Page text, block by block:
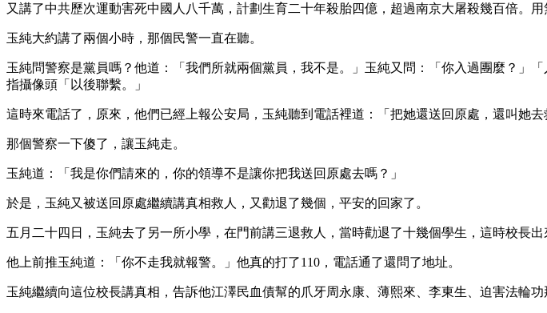
又講了中共歷次運動害死中國人八千萬，計劃生育二十年殺胎四億，超過南京大屠殺幾百倍。
玉純大約講了兩個小時，那個民警一直在聽。
玉純問警察是黨員嗎？他道：「我們所就兩個黨員，我不是。」玉純又問：「你入過團麼？
指攝像頭「以後聯繫。」
這時來電話了，原來，他們已經上報公安局，玉純聽到電話裡道：「把她還送回原處，還叫她
那個警察一下傻了，讓玉純走。
玉純道：「我是你們請來的，你的領導不是讓你把我送回原處去嗎？」
於是，玉純又被送回原處繼續講真相救人，又勸退了幾個，平安的回家了。
五月二十四日，玉純去了另一所小學，在門前講三退救人，當時勸退了十幾個學生，這時校長出
他上前推玉純道：「你不走我就報警。」他真的打了110，電話通了還問了地址。
玉純繼續向這位校長講真相，告訴他江澤民血債幫的爪牙周永康、薄熙來、李東生、迫害法輪